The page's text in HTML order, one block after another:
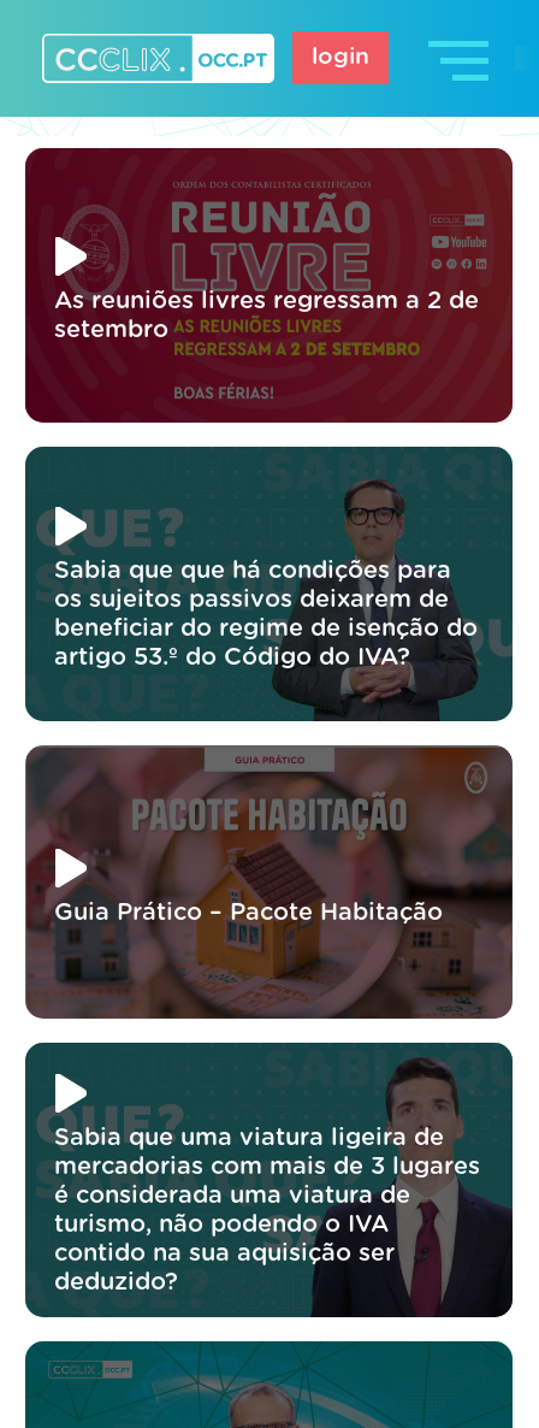
content
login
As reuniões livres regressam a 2 de
setembro
Sabia que que há condições para
os sujeitos passivos deixarem de
beneficiar do regime de isenção do
artigo 53.º do Código do IVA?
Guia Prático – Pacote Habitação
Sabia que uma viatura ligeira de
mercadorias com mais de 3 lugares
é considerada uma viatura de
turismo, não podendo o IVA
contido na sua aquisição ser
deduzido?